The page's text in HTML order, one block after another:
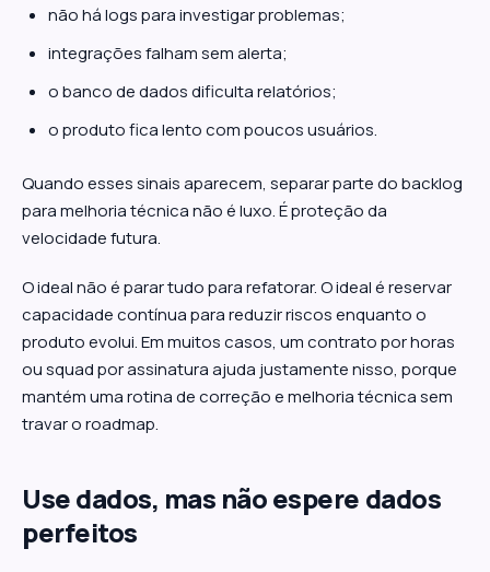
não há logs para investigar problemas;
integrações falham sem alerta;
o banco de dados dificulta relatórios;
o produto fica lento com poucos usuários.
Quando esses sinais aparecem, separar parte do backlog
para melhoria técnica não é luxo. É proteção da
velocidade futura.
O ideal não é parar tudo para refatorar. O ideal é reservar
capacidade contínua para reduzir riscos enquanto o
produto evolui. Em muitos casos, um contrato por horas
ou squad por assinatura ajuda justamente nisso, porque
mantém uma rotina de correção e melhoria técnica sem
travar o roadmap.
Use dados, mas não espere dados
perfeitos